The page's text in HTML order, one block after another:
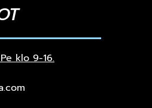
klo 9-16.